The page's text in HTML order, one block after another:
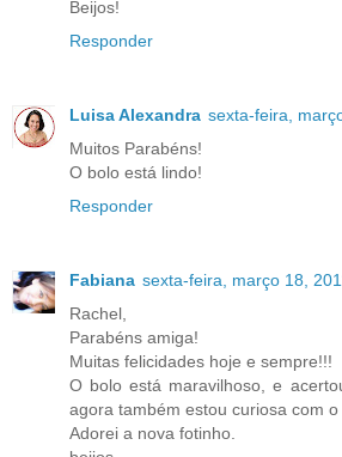
Beijos!
Responder
Luisa Alexandra sexta-feira,
Muitos Parabéns!
O bolo está lindo!
Responder
Fabiana sexta-feira, março 18,
Rachel,
Parabéns amiga!
Muitas felicidades hoje e sempre!!!
O bolo está maravilhoso, e
agora também estou curiosa com
Adorei a nova fotinho.